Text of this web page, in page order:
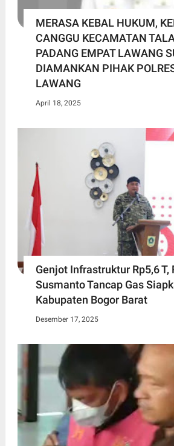
MERASA KEBAL HUKUM,
CANGGU KECAMATAN
PADANG EMPAT LAWANG
DIAMANKAN PIHAK
LAWANG
April 18, 2025
Genjot Infrastruktur Rp5,6 T,
Susmanto Tancap Gas
Kabupaten Bogor Barat
Desember 17, 2025